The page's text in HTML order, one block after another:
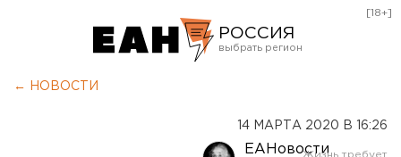
РОССИЯ
[18+]
← НОВОСТИ
14 МАРТА 2020 В 16:26
ЕАНовости